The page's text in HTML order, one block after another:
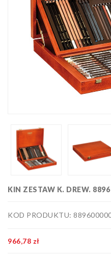
papiery
i kalki
Kolorowanki
Poradniki
do nauki
rysunku
plastyczne
Flamastry,
markery i
zakreślacze
szablony
KIN ZESTAW K. DREW.
KOD PRODUKTU:
966,78 zł